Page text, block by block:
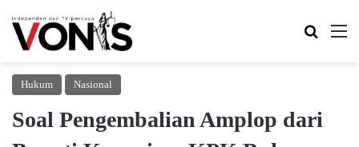
Search
Hukum Nasional
Soal Pengembalian Amplop dari